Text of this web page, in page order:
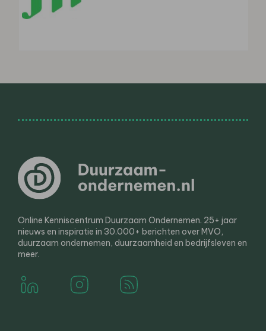
Online Kenniscentrum Duurzaam Ondernemen. 25+ jaar
nieuws en inspiratie in 30.000+ berichten over MVO,
duurzaam ondernemen, duurzaamheid en bedrijfsleven en
meer.